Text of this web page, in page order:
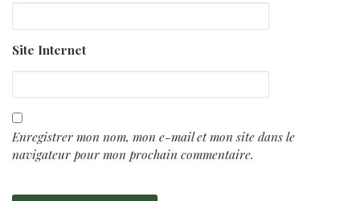
Site Internet
Enregistrer mon nom, mon e-mail et mon site dans le
navigateur pour mon prochain commentaire.